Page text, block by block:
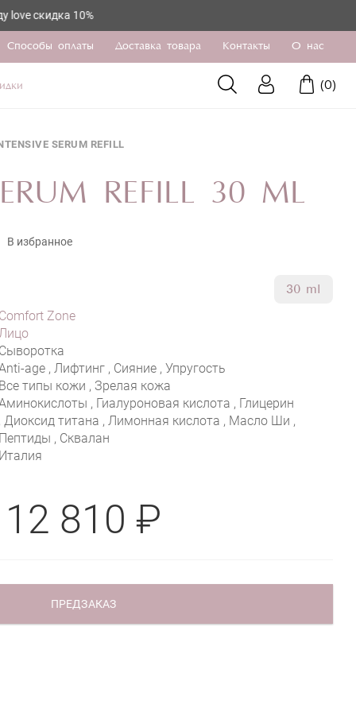
10%
Способы оплаты Доставка товара Контакты О нас
(0)
SERUM REFILL
REFILL 30 ML
В избранное
30 ml
Zone
age , Лифтинг , Сияние , Упругость
типы кожи , Зрелая кожа
, Гиалуроновая кислота , Глицерин
Диоксид титана , Лимонная кислота , Масло Ши ,
, Сквалан
12 810 ₽
ПРЕДЗАКАЗ